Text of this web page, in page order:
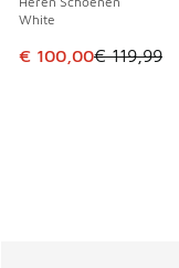
White
Dit artikel is in de
€ 100,00€ 119,99